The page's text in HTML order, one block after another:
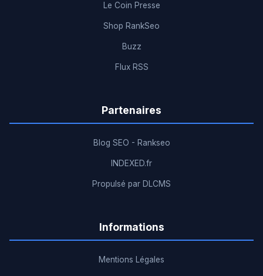
Le Coin Presse
Shop RankSeo
Buzz
Flux RSS
Partenaires
Blog SEO - Rankseo
INDEXED.fr
Propulsé par DLCMS
Informations
Mentions Légales